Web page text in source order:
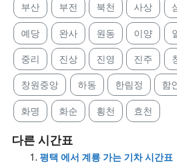
부산 부전 북천 사상
예당 완사 원동 이양
중리 진상 진영 진주
창원중앙 하동 한림정 함
화명 화순 횡천 효천
다른 시간표
평택 에서 계룡 가는 기차 시간표